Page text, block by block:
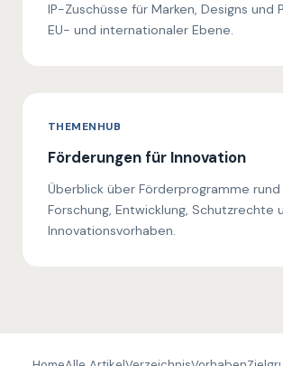
IP-Zuschüsse für Marken, Designs und
EU- und internationaler Ebene.
THEMENHUB
Förderungen für Innovation
Überblick über Förderprogramme rund
Forschung, Entwicklung, Schutzrechte
Innovationsvorhaben.